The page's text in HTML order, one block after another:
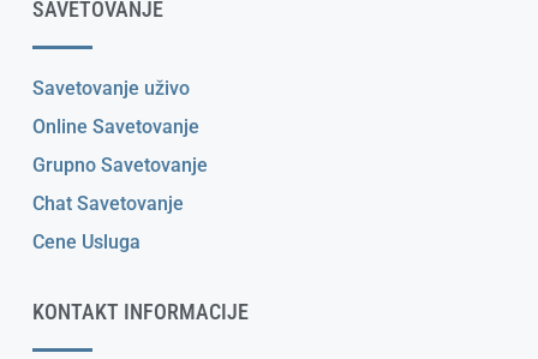
SAVETOVANJE
Savetovanje uživo
Online Savetovanje
Grupno Savetovanje
Chat Savetovanje
Cene Usluga
KONTAKT INFORMACIJE